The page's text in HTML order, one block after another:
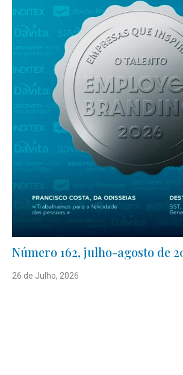
Número 162, julho-agosto de
26 de Julho, 2026